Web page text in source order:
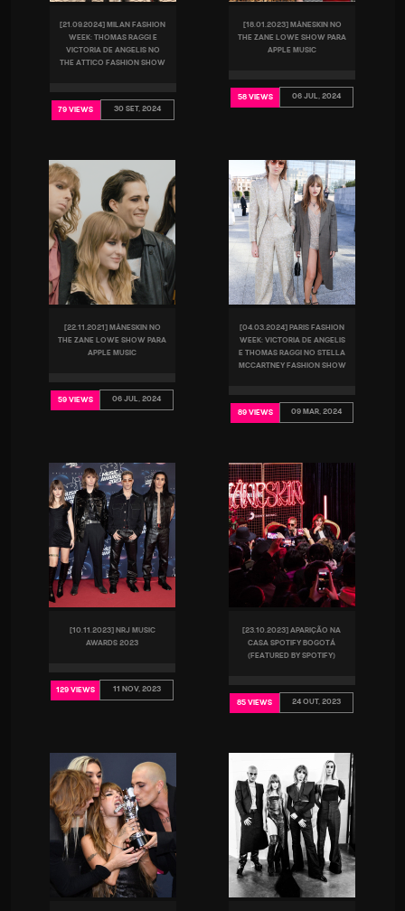
[21.09.2024] MILAN FASHION
WEEK: THOMAS RAGGI E
VICTORIA DE ANGELIS NO
THE ATTICO FASHION SHOW
79 VIEWS 30 SET, 2024
[18.01.2023] MÅNESKIN NO
THE ZANE LOWE SHOW PARA
APPLE MUSIC
58 VIEWS 06 JUL, 2024
[22.11.2021] MÅNESKIN NO
THE ZANE LOWE SHOW PARA
APPLE MUSIC
59 VIEWS 06 JUL, 2024
[04.03.2024] PARIS FASHION
WEEK: VICTORIA DE ANGELIS
E THOMAS RAGGI NO STELLA
MCCARTNEY FASHION SHOW
89 VIEWS 09 MAR, 2024
[10.11.2023] NRJ MUSIC
AWARDS 2023
129 VIEWS 11 NOV, 2023
[23.10.2023] APARIÇÃO NA
CASA SPOTIFY BOGOTÁ
(FEATURED BY SPOTIFY)
85 VIEWS 24 OUT, 2023